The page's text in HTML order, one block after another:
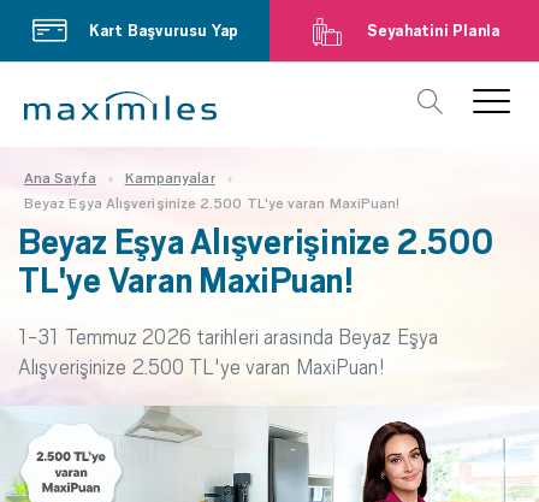
Kart Başvurusu Yap Seyahatini Planla
Ana Sayfa
Kampanyalar
Beyaz Eşya Alışverişinize 2.500 TL'ye varan MaxiPuan!
Beyaz Eşya Alışverişinize 2.500
TL'ye Varan MaxiPuan!
1-31 Temmuz 2026 tarihleri arasında Beyaz Eşya
Alışverişinize 2.500 TL'ye varan MaxiPuan!